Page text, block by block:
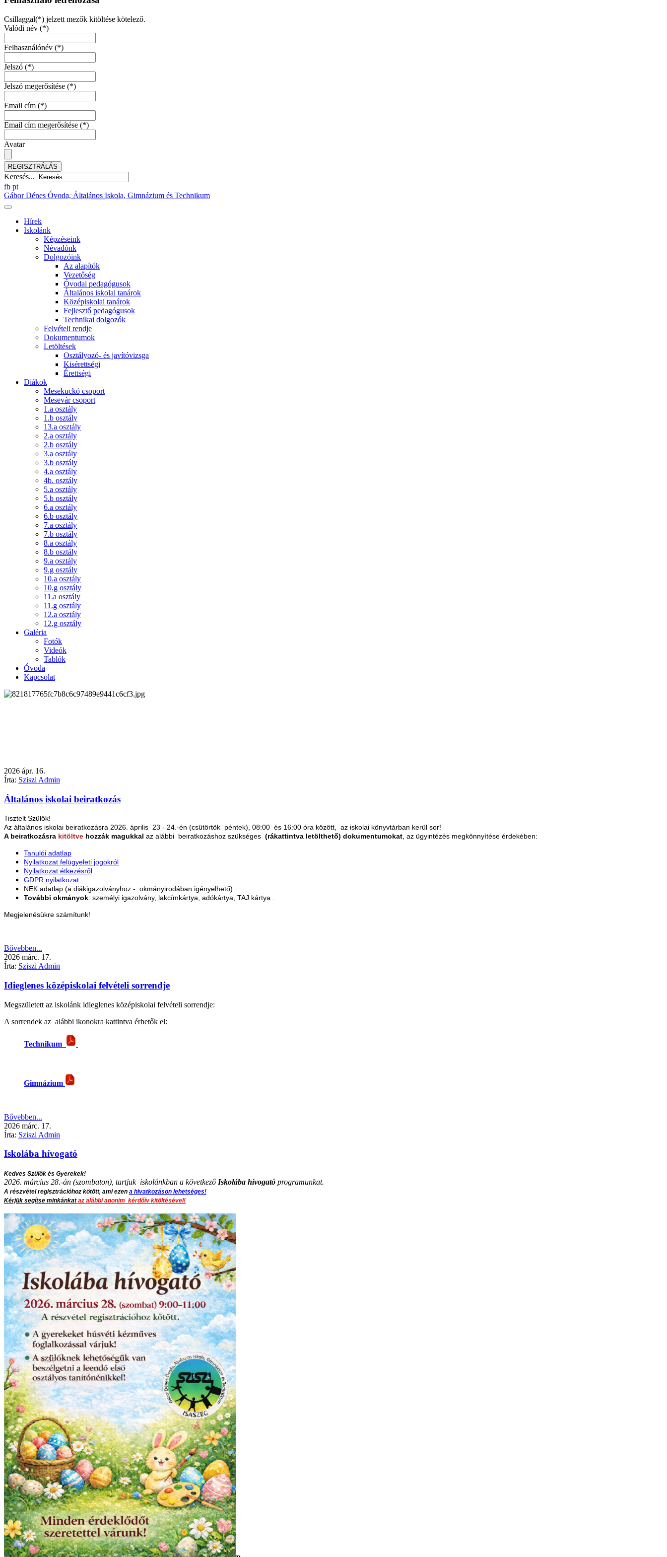
Csillaggal(*) jelzett mezők kitöltése kötelező.
Valódi név (*)
Felhasználónév (*)
Jelszó (*)
Jelszó megerősítése (*)
Email cím (*)
Email cím megerősítése (*)
Avatar
REGISZTRÁLÁS
Keresés...
fb pt
Gábor Dénes Óvoda, Általános Iskola, Gimnázium és Technikum
Hírek
Iskolánk
Képzéseink
Névadónk
Dolgozóink
Az alapítók
Vezetőség
Óvodai pedagógusok
Általános iskolai tanárok
Középiskolai tanárok
Fejlesztő pedagógusok
Technikai dolgozók
Felvételi rendje
Dokumentumok
Letöltések
Osztályozó- és javítóvizsga
Kisérettségi
Érettségi
Diákok
Mesekuckó csoport
Mesevár csoport
1.a osztály
1.b osztály
13.a osztály
2.a osztály
2.b osztály
3.a osztály
3.b osztály
4.a osztály
4b. osztály
5.a osztály
5.b osztály
6.a osztály
6.b osztály
7.a osztály
7.b osztály
8.a osztály
8.b osztály
9.a osztály
9.g osztály
10.a osztály
10.g osztály
11.a osztály
11.g osztály
12.a osztály
12.g osztály
Galéria
Fotók
Videók
Tablók
Óvoda
Kapcsolat
2026 ápr. 16.
Írta: Sziszi Admin
Általános iskolai beiratkozás
Tisztelt Szülők!
Az általános iskolai beiratkozásra 2026. április 23 - 24.-én (csütörtök péntek), 08:00 és 16:00 óra között, az iskolai könyvtárban kerül sor!
A beiratkozásra kitöltve hozzák magukkal az alábbi beiratkozáshoz szükséges (rákattintva letölthető) dokumentumokat, az ügyintézés megkönnyítése érdekében:
Tanulói adatlap
Nyilatkozat felügyeleti jogokról
Nyilatkozat étkezésről
GDPR nyilatkozat
NEK adatlap (a diákigazolványhoz - okmányirodában igényelhető)
További okmányok: személyi igazolvány, lakcímkártya, adókártya, TAJ kártya .
Megjelenésükre számítunk!
Bővebben...
2026 márc. 17.
Írta: Sziszi Admin
Idieglenes középiskolai felvételi sorrendje
Megszületett az iskolánk idieglenes középiskolai felvételi sorrendje:
A sorrendek az alábbi ikonokra kattintva érhetők el:
Technikum
Gimnázium
Bővebben...
2026 márc. 17.
Írta: Sziszi Admin
Iskolába hívogató
Kedves Szülők és Gyerekek!
2026. március 28.-án (szombaton), tartjuk iskolánkban a következőIskolába hívogató programunkat.
A részvétel regisztrációhoz kötött, ami ezen a hivatkozáson lehetséges!
Kérjük segítse minkánkataz alábbi anonim kérdőív kitöltésével!